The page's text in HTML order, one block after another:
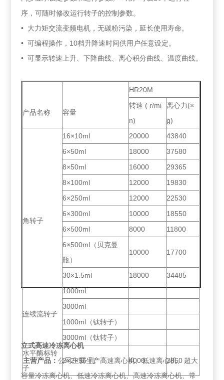
序，可随时修改运行转子的控制参数。
• 大力矩交流变频电机，无碳粉污染，延长使用寿命。
• 可编程操作，10档升降速时间供用户任意设定。
• 可显示转速上升、下降曲线、离心积分曲线、温度曲线。
产品名称 容量
HR20M
转速 ( r/mi
n)
离心力(×
g)
角转子
16×10ml 20000
43840
6×50ml
18000
37580
8×50ml
16000
29365
8×100ml
12000
19830
6×250ml
12000
22530
6×300ml
10000
18550
6×500ml
8000
11800
6×500ml（贝克曼
瓶）
10000 17700
30×1.5ml 18000 34485
连续流转子
1000ml
3000ml
1000ml（钛转子）
3000ml（钛转子）
水平酶标转
子
2×2×96 孔 4000 2360
立式高速冷冻离心机
主营产品：公司主要生产高速离心机、低速离心机、超大
容量冷冻离心机、低速冷冻离心机、高速冷冻离心机、常